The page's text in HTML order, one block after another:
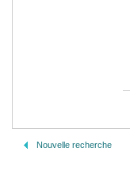
Nouvelle recherche